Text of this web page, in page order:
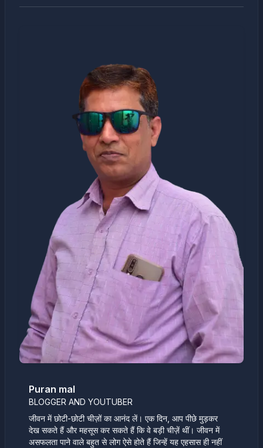
Puran mal
BLOGGER AND YOUTUBER
जीवन में छोटी-छोटी चीज़ों का आनंद लें। एक दिन, आप पीछे मुड़कर
देख सकते हैं और महसूस कर सकते हैं कि वे बड़ी चीज़ें थीं। जीवन में
असफलता पाने वाले बहुत से लोग ऐसे होते हैं जिन्हें यह एहसास ही नहीं